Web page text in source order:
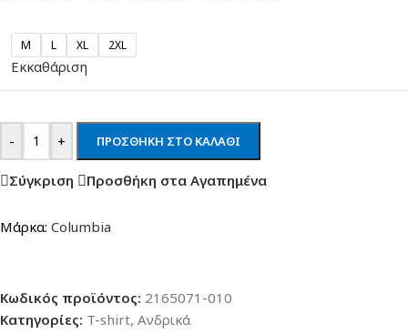
M L XL 2XL
Εκκαθάριση
- + ΠΡΟΣΘΉΚΗ ΣΤΟ ΚΑΛΆΘΙ
Σύγκριση Προσθήκη στα Αγαπημένα
Μάρκα: Columbia
Κωδικός προϊόντος: 2165071-010
Κατηγορίες: T-shirt, Ανδρικά